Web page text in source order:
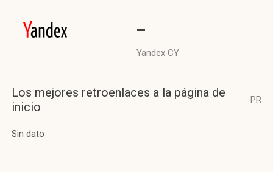
-
Yandex CY
Los mejores retroenlaces a la página de
inicio
PR
Sin dato